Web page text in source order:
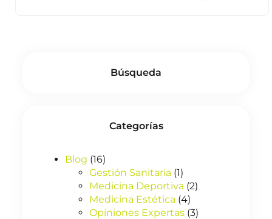
Búsqueda
Categorías
Blog (16)
Gestión Sanitaria (1)
Medicina Deportiva (2)
Medicina Estética (4)
Opiniones Expertas(3)